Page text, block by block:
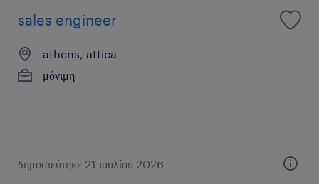
sales engineer
athens, attica
μόνιμη
δημοσιεύτηκε 21 ιουλίου 2026